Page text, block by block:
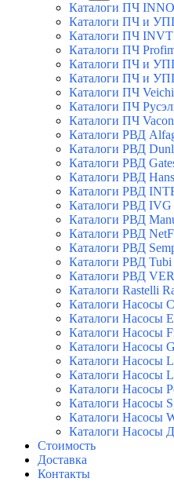
Каталоги ПЧ
Каталоги ПЧ и
Каталоги ПЧ INVT
Каталоги ПЧ
Каталоги ПЧ и
Каталоги ПЧ и
Каталоги ПЧ Veichi
Каталоги ПЧ
Каталоги ПЧ Vacon
Каталоги РВД
Каталоги РВД
Каталоги РВД
Каталоги РВД
Каталоги РВД
Каталоги РВД IVG
Каталоги РВД
Каталоги РВД
Каталоги РВД
Каталоги РВД Tubi
Каталоги РВД
Каталоги Rastelli
Каталоги Насосы
Каталоги Насосы
Каталоги Насосы
Каталоги Насосы
Каталоги Насосы
Каталоги Насосы
Каталоги Насосы
Каталоги Насосы
Каталоги Насосы
Каталоги Насосы
Стоимость
Доставка
Контакты